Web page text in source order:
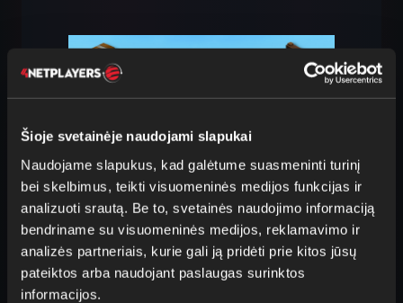
Šioje svetainėje naudojami slapukai
Naudojame slapukus, kad galėtume suasmeninti turinį
bei skelbimus, teikti visuomeninės medijos funkcijas ir
analizuoti srautą. Be to, svetainės naudojimo informaciją
bendriname su visuomeninės medijos, reklamavimo ir
analizės partneriais, kurie gali ją pridėti prie kitos jūsų
pateiktos arba naudojant paslaugas surinktos
informacijos.
Ardarbastaliųkoncepcija liks tokia pati,
dar pamatysime. Šiuo metu ji atrodo
veikianti gerai, todėl idėjų jau yra ir
daugiau. Kūrybiniame režime rasi tik vieną